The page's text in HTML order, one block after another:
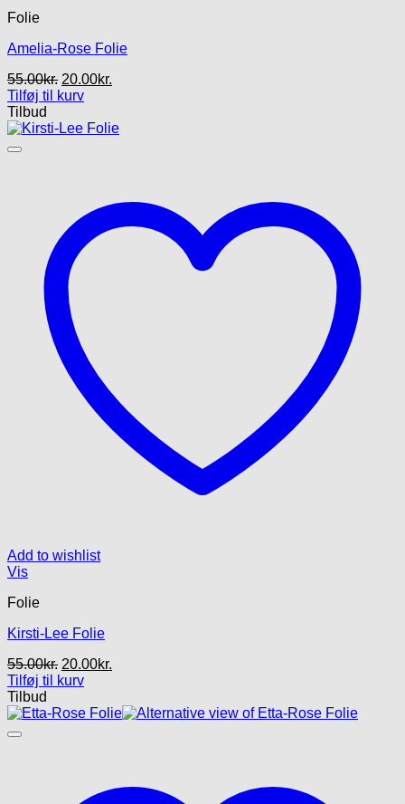
Folie
Amelia-Rose Folie
55.00kr. Den
oprindelige
var:
20.00kr.
er:
Tilføj til kurv
Tilbud
Add to wishlist
Vis
Folie
Kirsti-Lee Folie
55.00kr. Den
oprindelige
var:
20.00kr.
er:
Tilføj til kurv
Tilbud